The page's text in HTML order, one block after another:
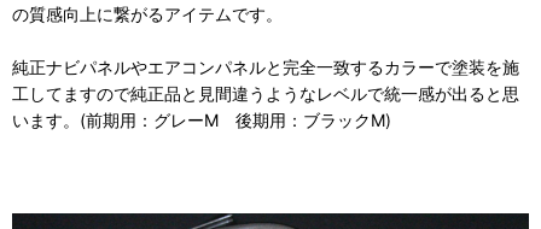
の質感向上に繋がるアイテムです。
純正ナビパネルやエアコンパネルと完全一致するカラーで塗装を施
工してますので純正品と見間違うようなレベルで統一感が出ると思
います。(前期用：グレーM 後期用：ブラックM)